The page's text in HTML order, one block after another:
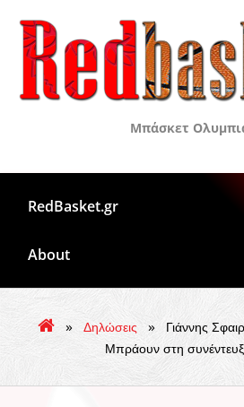
content
Μπάσκετ
RedBasket.gr
About
» Δηλώσεις »
Γιάννης
Μπράουν στη